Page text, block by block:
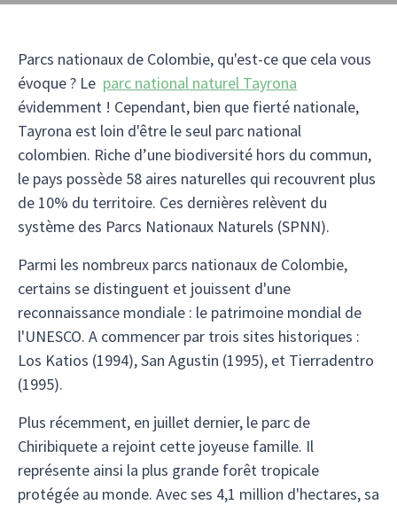
Parcs nationaux de Colombie, qu'est-ce que cela vous
évoque ? Le parc national naturel Tayrona
évidemment ! Cependant, bien que fierté nationale,
Tayrona est loin d'être le seul parc national
colombien. Riche d’une biodiversité hors du commun,
le pays possède 58 aires naturelles qui recouvrent plus
de 10% du territoire. Ces dernières relèvent du
système des Parcs Nationaux Naturels (SPNN).
Parmi les nombreux parcs nationaux de Colombie,
certains se distinguent et jouissent d'une
reconnaissance mondiale : le patrimoine mondial de
l'UNESCO. A commencer par trois sites historiques :
Los Katios (1994), San Agustin (1995), et Tierradentro
(1995).
Plus récemment, en juillet dernier, le parc de
Chiribiquete a rejoint cette joyeuse famille. Il
représente ainsi la plus grande forêt tropicale
protégée au monde. Avec ses 4,1 million d'hectares, sa